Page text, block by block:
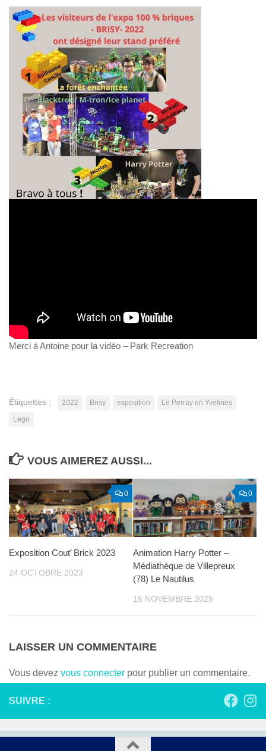
Merci à Antoine pour la vidéo – Park Recreation
Étiquettes : 2022 Brisy exposition
Le Perray en Yvelines
Lego
VOUS AIMEREZ AUSSI...
0
Exposition Cout’ Brick 2023
24 OCTOBRE 2023
0
Animation Harry Potter –
Médiathèque de Villepreux
(78) Le Nautilus
15 NOVEMBRE 2025
LAISSER UN COMMENTAIRE
Vous devez vous connecter pour publier un commentaire.
SUIVRE :